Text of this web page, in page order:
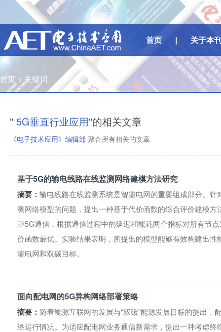
首页 | 关于本
首页 > 关键词
" 5G垂直行业应用"的相关文章
《电子技术应用》编辑部 聚合所有相关的文章
基于5G的输电线路在线监测网络建模方法研究
摘要： 输电线路在线监测系统是智能电网的重要组成部分。
测网络模型的问题，提出一种基于代价函数的综合评价建模
距5G通信，根据通信过程中的延迟和能耗两个指标对所有节
价函数最优。实验结果表明，所提出的模型能够有效构建出
能电网和双碳目标。
面向配电网的5G异构网络部署策略
摘要： 随着能源互联网的发展与“双碳”能源发展目标的提出
络运行情况。为适应配电网业务通信新需求，提出一种考虑